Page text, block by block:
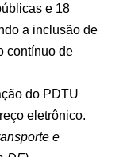
e 18
a inclusão de
contínuo de
do PDTU
eletrônico.
e